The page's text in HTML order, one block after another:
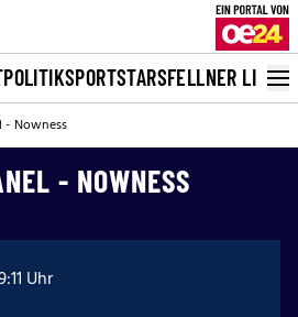
POLITIKSPORTSTARSFELLNER LIVE
- Nowness
- NOWNESS
Uhr